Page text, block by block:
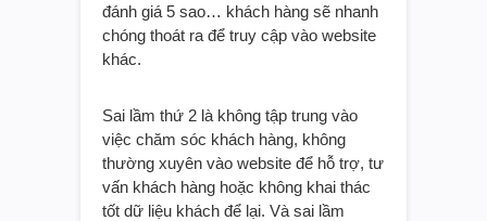
đánh giá 5 sao… khách hàng sẽ nhanh
chóng thoát ra để truy cập vào website
khác.
Sai lầm thứ 2 là không tập trung vào
việc chăm sóc khách hàng, không
thường xuyên vào website để hỗ trợ, tư
vấn khách hàng hoặc không khai thác
tốt dữ liệu khách để lại. Và sai lầm